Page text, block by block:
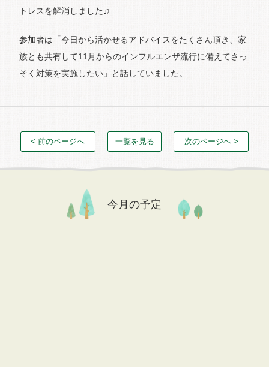
トレスを解消しました♫
参加者は「今日から活かせるアドバイスをたくさん頂き、家
族とも共有して11月からのインフルエンザ流行に備えてさっ
そく対策を実施したい」と話していました。
< 前のページへ 一覧を見る 次のページへ >
今月の予定